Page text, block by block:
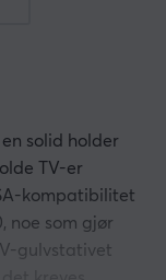
solid holder
TV-er
kompatibilitet
noe som gjør
gulvstativet